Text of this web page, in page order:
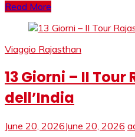
Read More
Viaggio Rajasthan
13 Giorni – II
dell’India
June 20, 2026June 20, 2026